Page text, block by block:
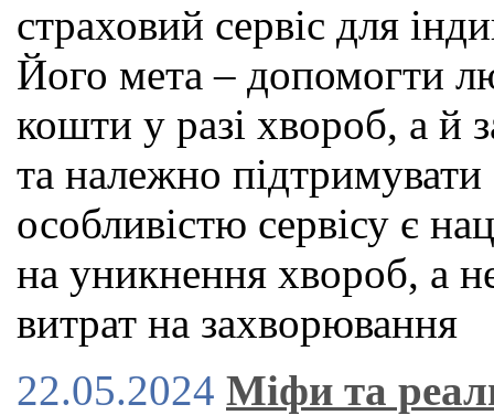
страховий сервіс для
Його мета – допомогти
кошти у разі хвороб, а й
та належно
особливістю сервісу є
на уникнення хвороб, а
витрат на захворювання
22.05.2024 Міфи та